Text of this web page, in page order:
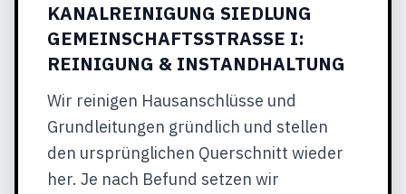
KANALREINIGUNG SIEDLUNG
GEMEINSCHAFTSSTRASSE I: R
EINIGUNG & INSTANDHALTUNG
Wir reinigen Hausanschlüsse und
Grundleitungen gründlich und stellen
den ursprünglichen Querschnitt wieder
her. Je nach Befund setzen wir